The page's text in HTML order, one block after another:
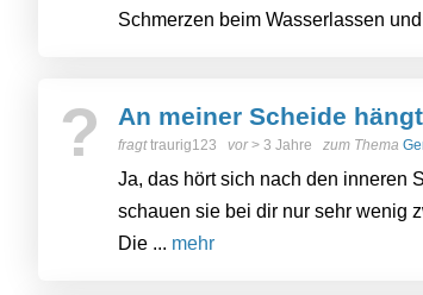
Schmerzen beim Wasserlassen
? An meiner Scheide
fragttraurig123 vor> 3 Jahre zum Thema
Ja, das hört sich nach den inneren
schauen sie bei dir nur sehr wenig
Die ... mehr